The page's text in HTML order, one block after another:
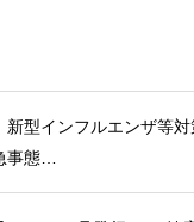
新型インフルエンザ等
事態…